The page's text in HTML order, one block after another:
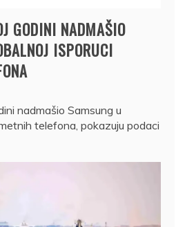
GODINI NADMAŠIO
ISPORUCI
nadmašio Samsung u
telefona, pokazuju podaci